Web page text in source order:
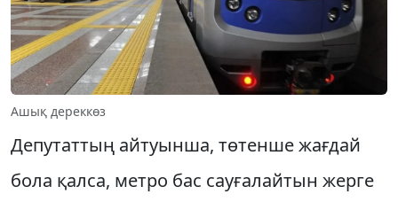
Ашық дереккөз
Депутаттың айтуынша, төтенше жағдай
бола қалса, метро бас сауғалайтын жерге